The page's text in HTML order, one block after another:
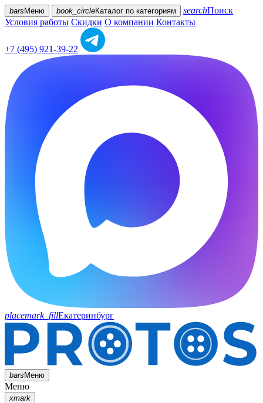
bars Меню book_circleКаталог по категориям searchПоиск
Условия работы Скидки О компании Контакты
+7 (495) 921-39-22
placemark_fillЕкатеринбург
barsМеню
Меню
xmark